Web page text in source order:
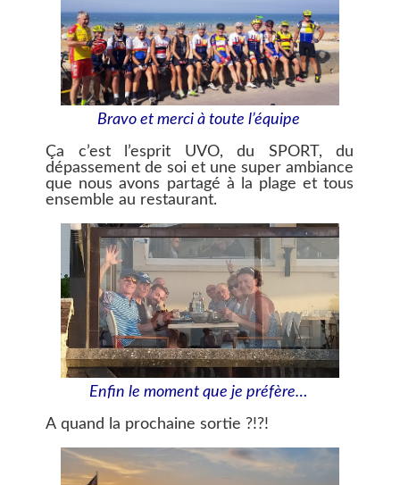
Bravo et merci à toute l’équipe
Ça c’est l’esprit UVO, du SPORT, du
dépassement de soi et une super ambiance
que nous avons partagé à la plage et tous
ensemble au restaurant.
Enfin le moment que je préfère…
A quand la prochaine sortie ?!?!